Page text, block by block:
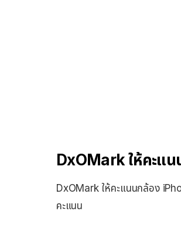
DxOMark ให้คะแ
DxOMark ให้คะแนนกล้อง
คะแนน